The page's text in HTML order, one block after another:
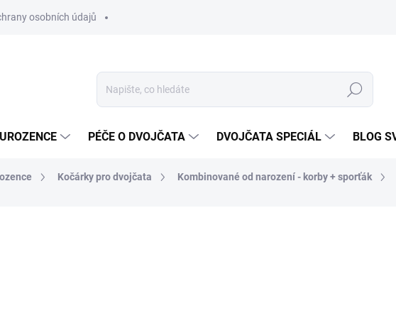
osobních údajů
Hledat
PÉČE O DVOJČATA DVOJČATA SPECIÁL BLOG
Kočárky pro dvojčata Kombinované od narození - korby + sporťák